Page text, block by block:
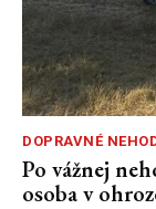
DOPRAVNÉ
Po vážnej
osoba v